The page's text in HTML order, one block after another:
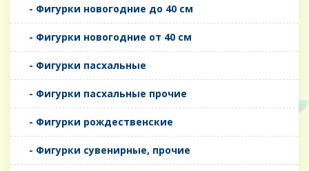
- Фигурки новогодние до 40 см
- Фигурки новогодние от 40 см
- Фигурки пасхальные
- Фигурки пасхальные прочие
- Фигурки рождественские
- Фигурки сувенирные, прочие